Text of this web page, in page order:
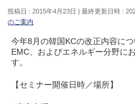
投稿日 : 2015年4月23日 最終更新日時 :
のご案内
今年8月の韓国KCの改正内容に
EMC、およびエネルギー分野に
す。
【セミナー開催日時／場所】